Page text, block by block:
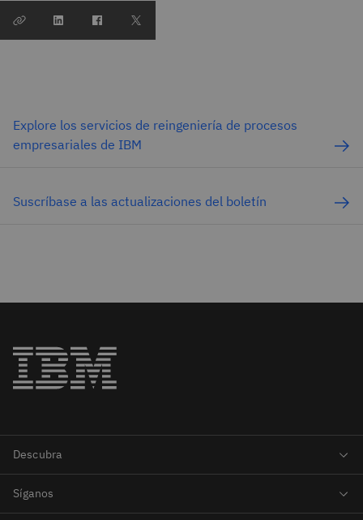
Explore los servicios de reingeniería de procesos
empresariales de IBM
Suscríbase a las actualizaciones del boletín